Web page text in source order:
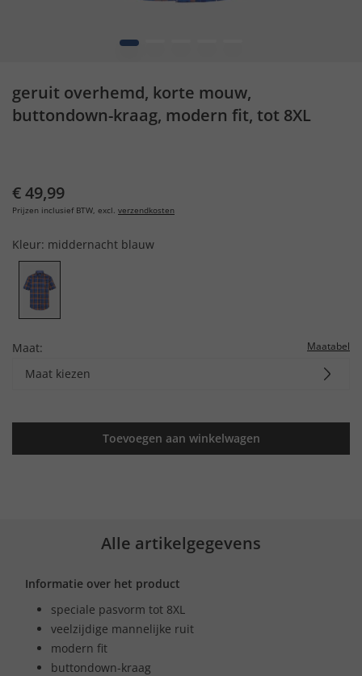
1
geruit overhemd, korte mouw,
buttondown-kraag, modern fit, tot 8XL
€ 49,99
Prijzen inclusief BTW, excl. verzendkosten
Kleur: middernacht blauw
Maat: Maatabel
Maat kiezen
Toevoegen aan winkelwagen
Alle artikelgegevens
Informatie over het product
speciale pasvorm tot 8XL
veelzijdige mannelijke ruit
modern fit
buttondown-kraag